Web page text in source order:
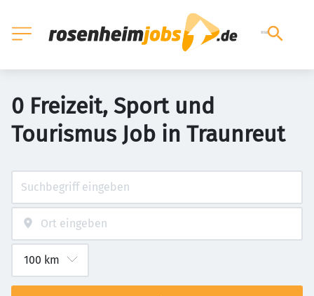
0 Freizeit, Sport und
Tourismus Job in Traunreut